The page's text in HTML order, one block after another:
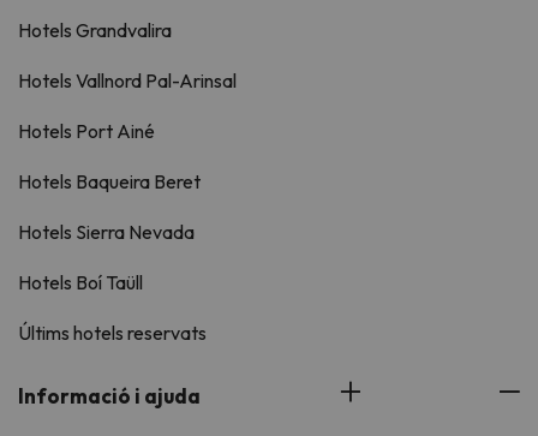
Hotels Grandvalira
Hotels Vallnord Pal-Arinsal
Hotels Port Ainé
Hotels Baqueira Beret
Hotels Sierra Nevada
Hotels Boí Taüll
Últims hotels reservats
Informació i ajuda